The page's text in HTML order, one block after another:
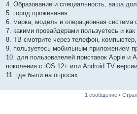
4. Образование и специальность, ваша
5. город проживания
6. марка, модель и операционная система
7. какими провайдерами пользуетесь и
8. ТВ смотрите через телефон,
9. пользуетесь мобильным приложением
10. для пользователей приставок Apple и
поколения с iOS 12+ или Android TV
11. где были на опросах
1 сообщение •